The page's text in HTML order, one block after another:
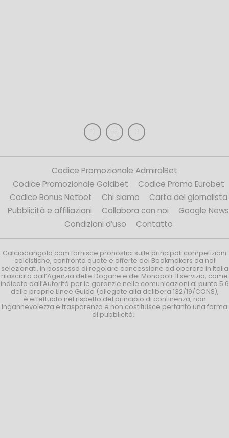
Codice Promozionale AdmiralBet
Codice Promozionale Goldbet
Codice Promo Eurobet
Codice Bonus Netbet
Chi siamo
Carta del giornalista
Pubblicità e affiliazioni
Collabora con noi
Google News
Condizioni d’uso
Contatto
Calciodangolo.com fornisce pronostici sulle principali competizioni
calcistiche, confronta quote e offerte dei Bookmakers da noi
selezionati, in possesso di regolare concessione ad operare in Italia
rilasciata dall’Agenzia delle Dogane e dei Monopoli. Il servizio, come
indicato dall’Autorità per le garanzie nelle comunicazioni al punto 5.6
delle proprie Linee Guida (allegate alla delibera 132/19/CONS),
è effettuato nel rispetto del principio di continenza, non
ingannevolezza e trasparenza e non costituisce pertanto una forma
di pubblicità.